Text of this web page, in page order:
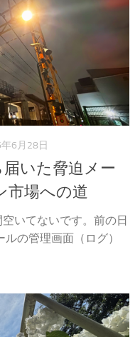
6月28日
届いた脅迫メー
市場への道
いてないです。前の日
の管理画面（ログ）